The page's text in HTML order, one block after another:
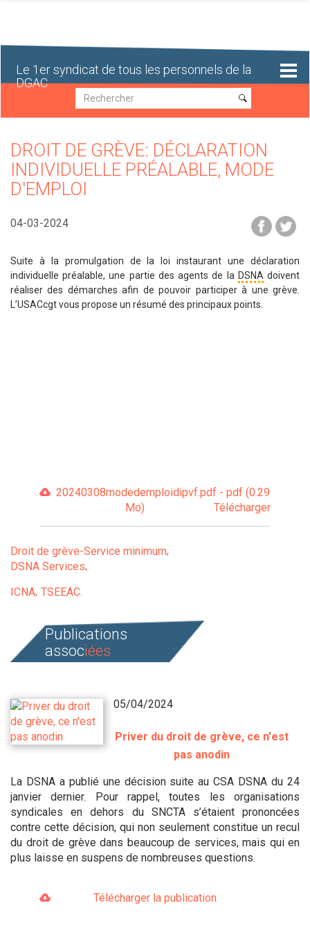
Le 1er syndicat de tous les personnels de la
DGAC
Recherche
Recherche
DROIT DE GRÈVE: DÉCLARATION
INDIVIDUELLE PRÉALABLE, MODE
D'EMPLOI
04-03-2024
Suite à la promulgation de la loi instaurant une déclaration
individuelle préalable, une partie des agents de la DSNA doivent
réaliser des démarches afin de pouvoir participer à une grève.
L’USACcgt vous propose un résumé des principaux points.
20240308modedemploidipvf.pdf - pdf (0.29
Mo)
Télécharger
Droit de grève-Service minimum
DSNA Services
ICNA TSEEAC
Publications
associées
05/04/2024
Priver du droit de grève, ce n'est
pas anodin
La DSNA a publié une décision suite au CSA DSNA du 24
janvier dernier. Pour rappel, toutes les organisations
syndicales en dehors du SNCTA s’étaient prononcées
contre cette décision, qui non seulement constitue un recul
du droit de grève dans beaucoup de services, mais qui en
plus laisse en suspens de nombreuses questions.
Télécharger la publication